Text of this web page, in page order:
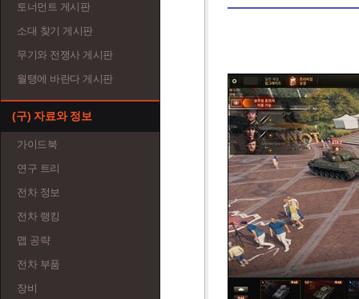
토너먼트 게시판
소대 찾기 게시판
무기와 전쟁사 게시판
월탱에 바란다 게시판
(구) 자료와 정보
가이드북
연구 트리
전차 정보
전차 랭킹
맵 공략
전차 부품
장비